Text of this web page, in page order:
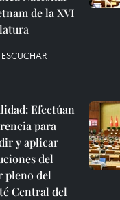
de la XVI
ESCUCHAR
Efectúan
para
y aplicar
del
pleno del
Central del